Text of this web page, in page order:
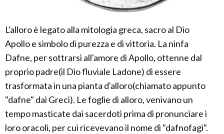
L'alloro è legato alla mitologia greca, sacro al Dio
Apollo e simbolo di purezza e di vittoria. La ninfa
Dafne, per sottrarsi all'amore di Apollo, ottenne dal
proprio padre(il Dio fluviale Ladone) di essere
trasformata in una pianta d'alloro(chiamato appunto
"dafne" dai Greci). Le foglie di alloro, venivano un
tempo masticate dai sacerdoti prima di pronunciare i
loro oracoli, per cui ricevevano il nome di "dafnofagi".